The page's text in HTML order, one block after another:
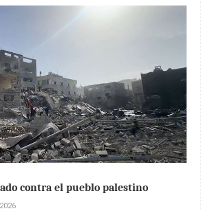
contra el pueblo palestino